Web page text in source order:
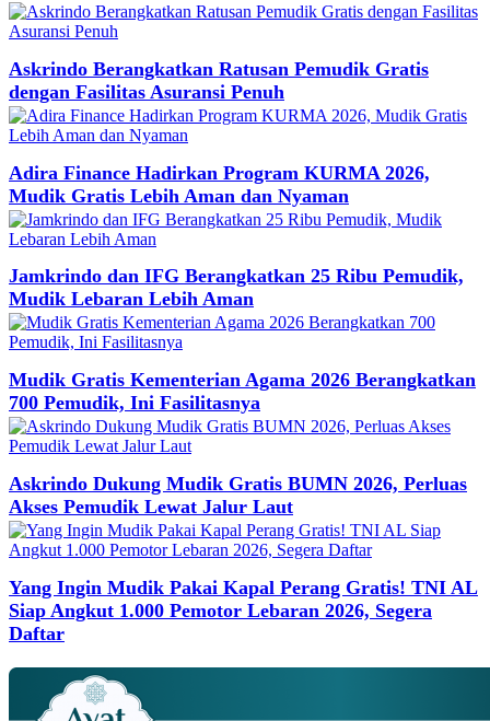
Askrindo Berangkatkan Ratusan Pemudik Gratis
dengan Fasilitas Asuransi Penuh
Adira Finance Hadirkan Program KURMA 2026,
Mudik Gratis Lebih Aman dan Nyaman
Jamkrindo dan IFG Berangkatkan 25 Ribu Pemudik,
Mudik Lebaran Lebih Aman
Mudik Gratis Kementerian Agama 2026 Berangkatkan
700 Pemudik, Ini Fasilitasnya
Askrindo Dukung Mudik Gratis BUMN 2026, Perluas
Akses Pemudik Lewat Jalur Laut
Yang Ingin Mudik Pakai Kapal Perang Gratis! TNI AL
Siap Angkut 1.000 Pemotor Lebaran 2026, Segera
Daftar